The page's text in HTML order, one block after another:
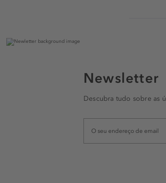
Newsletter
Descubra tudo sobre as